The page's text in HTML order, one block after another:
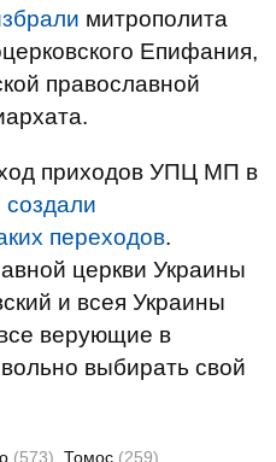
митрополита
Епифания,
православной
приходов УПЦ МП в
переходов.
церкви Украины
и всея Украины
верующие в
выбирать свой
(573) Томос (259)